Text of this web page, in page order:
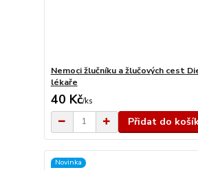
Nemoci žlučníku a žlučových cest
lékaře
40 Kč/ks
Přidat do
Novinka